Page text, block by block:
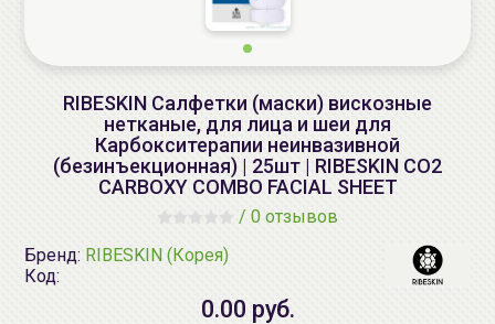
RIBESKIN Салфетки (маски) вискозные
нетканые, для лица и шеи для
Карбокситерапии неинвазивной
(безинъекционная) | 25шт | RIBESKIN CO2
CARBOXY COMBO FACIAL SHEET
/ 0 отзывов
Бренд: RIBESKIN (Корея)
Код:
0.00 руб.